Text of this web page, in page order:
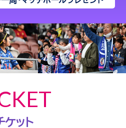
ケット